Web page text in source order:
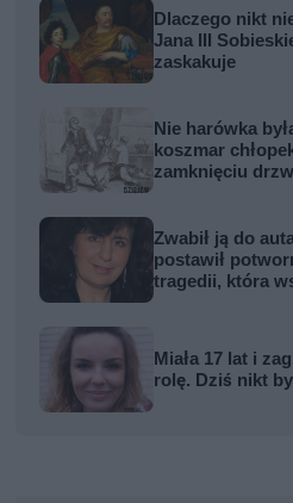
Dlaczego nikt
Jana III
zaskakuje
Nie harówka
koszmar
zamknięciu
Zwabił ją do
postawił
tragedii, która
Miała 17 lat i
rolę. Dziś nikt